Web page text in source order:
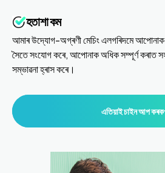
হতাশা কম
আমাৰ উদ্যোগ-অগ্ৰণী মেচিং এলগৰিদমে
সৈতে সংযোগ কৰে, আপোনাক অধিক সম্পূৰ্ণ কৰাত
সম্ভাৱনা হ্ৰাস কৰে।
এতিয়াই চাইন আপ কৰক